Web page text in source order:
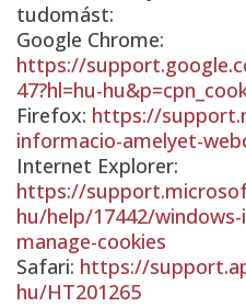
tudomást:
Google Chrome:
https://
47?hl=hu-
Firefox: https://
informacio-amelyet-
Internet Explorer:
https://
hu/help/17442/
manage-cookies
Safari: https://
hu/HT201265